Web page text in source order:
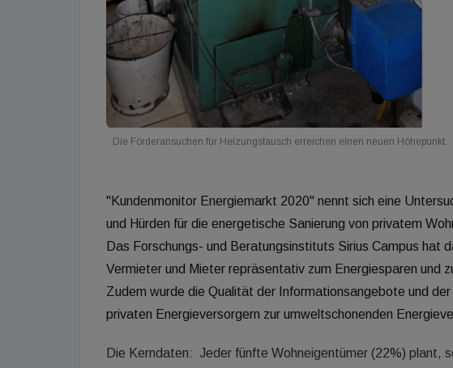
Die Förderansuchen für Heizungstausch erreichen einen neuen Höhepunkt.
"Kundenmonitor Energiemarkt 2020" nennt sich eine
und Hürden für die energetische Sanierung von privatem
Das Forschungs- und Beratungsinstituts Sirius Campus hat
Vermieter und Mieter repräsentativ zum Energiesparen und
Zudem wurde die Qualität der Informationsangebote und
privaten Energieversorgern zur umweltschonenden
Die Kerndaten: Jeder fünfte Wohneigentümer (22%) plant,